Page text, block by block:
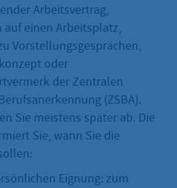
Arbeitsvertrag,
auf einen Arbeitsplatz,
Vorstellungsgesprächen,
oder
der Zentralen
(ZSBA).
Sie meistens später ab. Die
Sie, wann Sie die
Eignung: zum